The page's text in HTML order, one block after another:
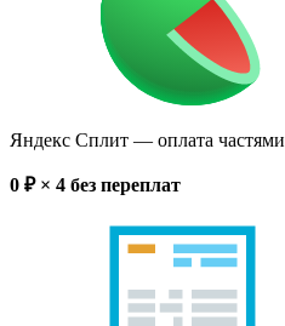
Яндекс Сплит — оплата частями
0 ₽ × 4 без переплат